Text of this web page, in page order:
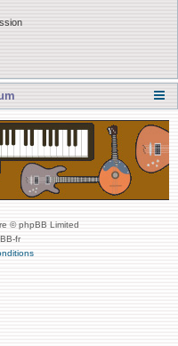
© phpBB Limited
fr